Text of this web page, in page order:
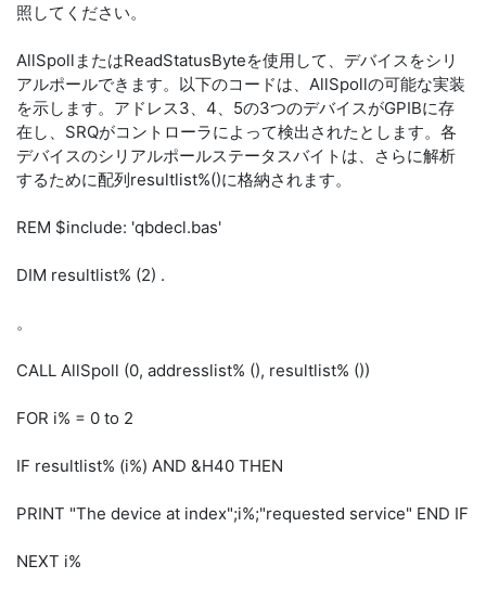
照してください。
AllSpollまたはReadStatusByteを使用して、デバイスをシリ
アルポールできます。以下のコードは、AllSpollの可能な実装
を示します。アドレス3、4、5の3つのデバイスがGPIBに存
在し、SRQがコントローラによって検出されたとします。各
デバイスのシリアルポールステータスバイトは、さらに解析
するために配列resultlist%()に格納されます。
REM $include: 'qbdecl.bas'
DIM resultlist% (2) .
。
CALL AllSpoll (0, addresslist% (), resultlist% ())
FOR i% = 0 to 2
IF resultlist% (i%) AND &H40 THEN
PRINT "The device at index";i%;"requested service" END IF
NEXT i%